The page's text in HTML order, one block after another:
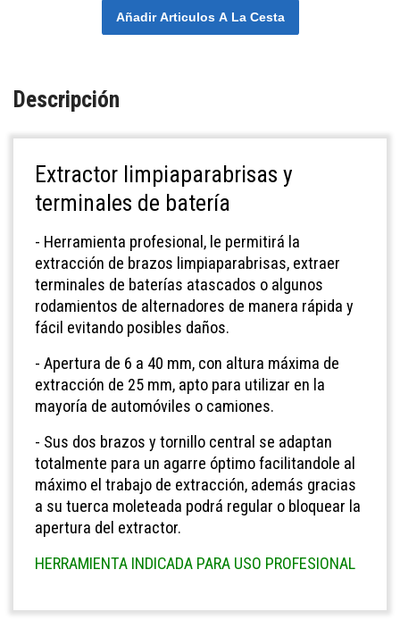
Añadir Articulos A La Cesta
Descripción
Extractor limpiaparabrisas y
terminales de batería
- Herramienta profesional, le permitirá la
extracción de brazos limpiaparabrisas, extraer
terminales de baterías atascados o algunos
rodamientos de alternadores de manera rápida y
fácil evitando posibles daños.
- Apertura de 6 a 40 mm, con altura máxima de
extracción de 25 mm, apto para utilizar en la
mayoría de automóviles o camiones.
- Sus dos brazos y tornillo central se adaptan
totalmente para un agarre óptimo facilitandole al
máximo el trabajo de extracción, además gracias
a su tuerca moleteada podrá regular o bloquear la
apertura del extractor.
HERRAMIENTA INDICADA PARA USO PROFESIONAL